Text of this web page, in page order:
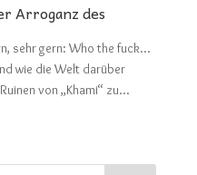
Arroganz des
sehr gern: Who the fuck…
die Welt darüber
von „Khami“ zu...